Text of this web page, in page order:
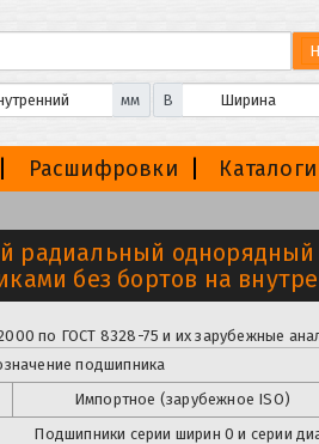
мм B
Расшифровки Каталоги
радиальный однорядный
без бортов на
по ГОСТ 8328-75 и их зарубежные
подшипника
Импортное (зарубежное ISO)
Подшипники серии ширин 0 и серии